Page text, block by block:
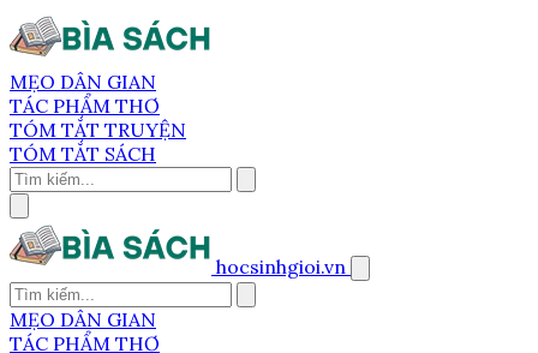
MẸO DÂN GIAN
TÁC PHẨM THƠ
TÓM TẮT TRUYỆN
TÓM TẮT SÁCH
hocsinhgioi.vn
MẸO DÂN GIAN
TÁC PHẨM THƠ